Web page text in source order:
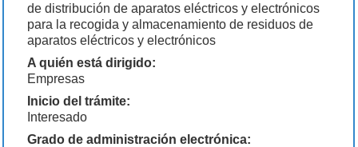
de distribución de aparatos eléctricos y electrónicos
para la recogida y almacenamiento de residuos de
aparatos eléctricos y electrónicos
A quién está dirigido:
Empresas
Inicio del trámite:
Interesado
Grado de administración electrónica: